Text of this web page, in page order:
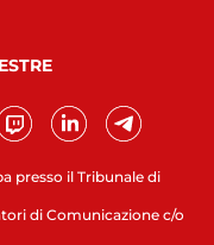
presso il Tribunale di
di Comunicazione c/o